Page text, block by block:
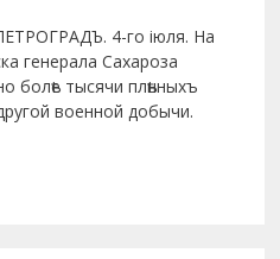
4-го іюля. На
генерала Сахароза
болѣе тысячи плѣнныхъ
военной добычи.